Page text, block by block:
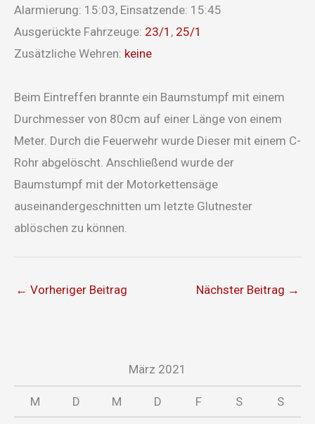
Alarmierung: 15:03, Einsatzende: 15:45
Ausgerückte Fahrzeuge: 23/1 , 25/1
Zusätzliche Wehren: keine
Beim Eintreffen brannte ein Baumstumpf mit einem
Durchmesser von 80cm auf einer Länge von einem
Meter. Durch die Feuerwehr wurde Dieser mit einem C-
Rohr abgelöscht. Anschließend wurde der
Baumstumpf mit der Motorkettensäge
auseinandergeschnitten um letzte Glutnester
ablöschen zu können.
← Vorheriger Beitrag Nächster Beitrag →
März 2021
M D M D F S S